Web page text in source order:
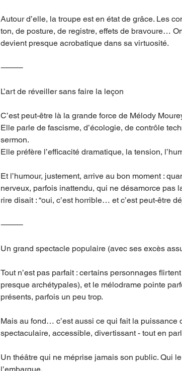
Autour d’elle, la troupe est en état de grâce. Les
ton, de posture, de registre, effets de bravoure…
devient presque acrobatique dans sa virtuosité.
⸻
L’art de réveiller sans faire la leçon
C’est peut-être là la grande force de Mélody
Elle parle de fascisme, d’écologie, de contrôle
sermon.
Elle préfère l’efficacité dramatique, la tension,
Et l’humour, justement, arrive au bon moment :
nerveux, parfois inattendu, qui ne désamorce pas
rire disait : “oui, c’est horrible… et c’est peut-être
⸻
Un grand spectacle populaire (avec ses excès
Tout n’est pas parfait : certains personnages
presque archétypales), et le mélodrame pointe
présents, parfois un peu trop.
Mais au fond… c’est aussi ce qui fait la puissance
spectaculaire, accessible, divertissant - tout en
Un théâtre qui ne méprise jamais son public. Qui